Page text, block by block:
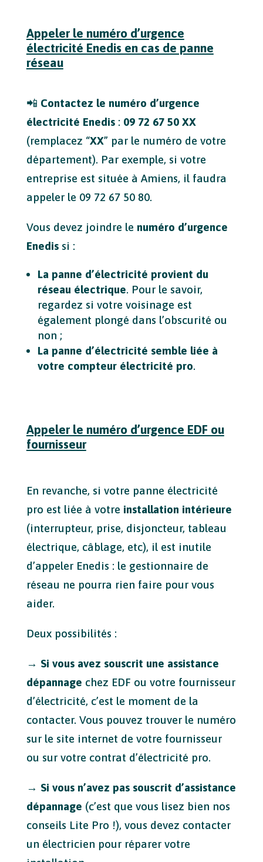
Appeler le numéro d’urgence
électricité Enedis en cas de panne
réseau
📲 Contactez le numéro d’urgence
électricité Enedis: 09 72 67 50 XX
(remplacez “XX” par le numéro de votre
département). Par exemple, si votre
entreprise est située à Amiens, il faudra
appeler le 09 72 67 50 80.
Vous devez joindre le numéro d’urgence
Enedissi :
La panne d’électricité provient du
réseau électrique. Pour le savoir,
regardez si votre voisinage est
également plongé dans l’obscurité ou
non ;
La panne d’électricité semble liée à
votre compteur électricité pro.
Appeler le numéro d’urgence EDF ou
fournisseur
En revanche, si votre panne électricité
pro est liée à votre installation intérieure
(interrupteur, prise, disjoncteur, tableau
électrique, câblage, etc), il est inutile
d’appeler Enedis : le gestionnaire de
réseau ne pourra rien faire pour vous
aider.
Deux possibilités :
→ Si vous avez souscrit une assistance
dépannage chez EDF ou votre fournisseur
d’électricité, c’est le moment de la
contacter. Vous pouvez trouver le numéro
sur le site internet de votre fournisseur
ou sur votre contrat d’électricité pro.
→ Si vous n’avez pas souscrit d’assistance
dépannage (c’est que vous lisez bien nos
conseils Lite Pro !), vous devez contacter
un électricien pour réparer votre